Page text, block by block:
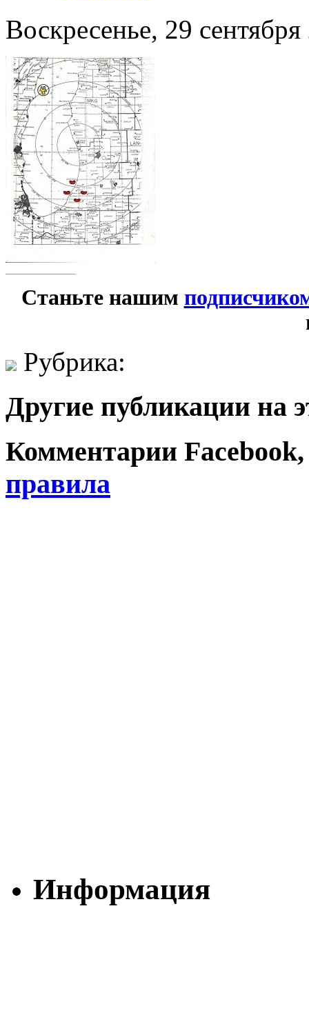
Воскресенье, 29
Станьте нашим
Рубрика:
Другие публикации на
Комментарии
правила
Информация